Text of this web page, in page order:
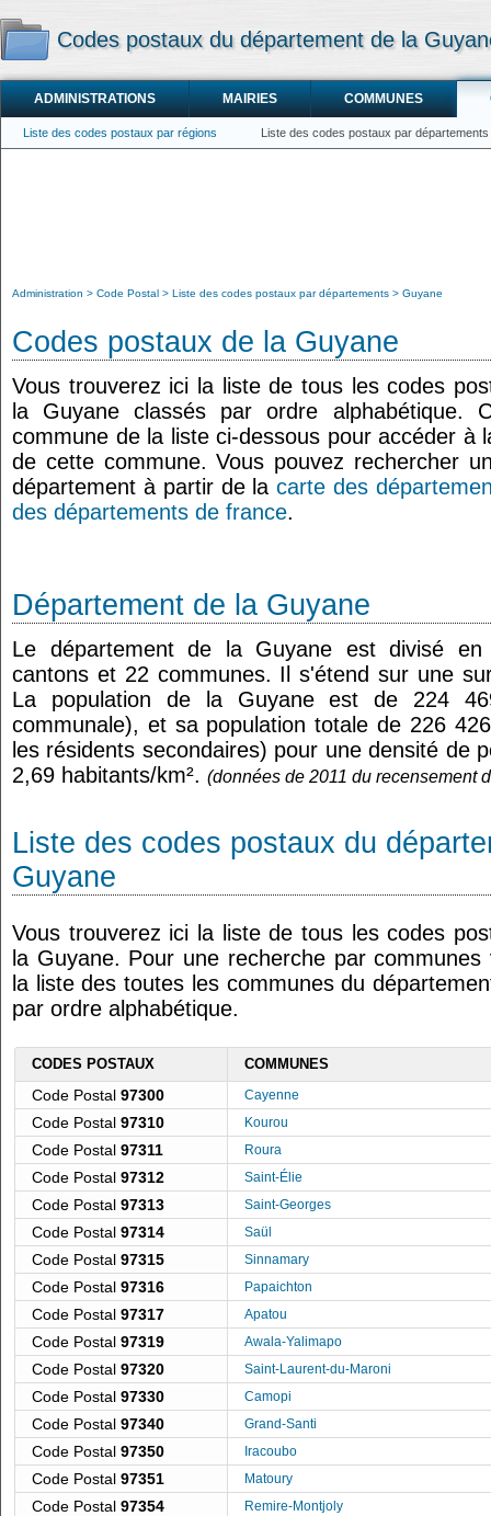
Codes postaux du département de la
ADMINISTRATIONS MAIRIES COMMUNES
Liste des codes postaux par régions Liste des codes postaux par départements
Administration Code Postal Liste des codes postaux par départements Guyane
Codes postaux de la Guyane
Vous trouverez ici la liste de tous les codes
la Guyane classés par ordre alphabétique.
commune de la liste ci-dessous pour accéder à
de cette commune. Vous pouvez rechercher
département à partir de lacarte des
des départements de france.
Département de la Guyane
Le département de la Guyane est divisé en
cantons et 22 communes. Il s'étend sur une
La population de la Guyane est de 224
communale), et sa population totale de 226
les résidents secondaires) pour une densité de
2,69 habitants/km². (données de 2011 du recensement
Liste des codes postaux du
Guyane
Vous trouverez ici la liste de tous les codes
la Guyane. Pour une recherche par
la liste des toutes les communes du
par ordre alphabétique.
CODES POSTAUX COMMUNES
Code Postal 97300 Cayenne
Code Postal 97310 Kourou
Code Postal 97311 Roura
Code Postal 97312 Saint-Élie
Code Postal 97313 Saint-Georges
Code Postal 97314 Saül
Code Postal 97315 Sinnamary
Code Postal 97316 Papaichton
Code Postal 97317 Apatou
Code Postal 97319 Awala-Yalimapo
Code Postal 97320 Saint-Laurent-du-Maroni
Code Postal 97330 Camopi
Code Postal 97340 Grand-Santi
Code Postal 97350 Iracoubo
Code Postal 97351 Matoury
Code Postal 97354 Remire-Montjoly